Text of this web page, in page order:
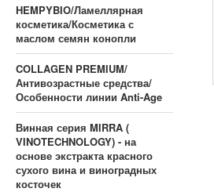
HEMPYBIO/Ламеллярная
косметика/Косметика с
маслом семян конопли
COLLAGEN PREMIUM/
Антивозрастные средства/
Особенности линии Anti-Age
Винная серия MIRRA (
VINOTECHNOLOGY) - на
основе экстракта красного
сухого вина и виноградных
косточек